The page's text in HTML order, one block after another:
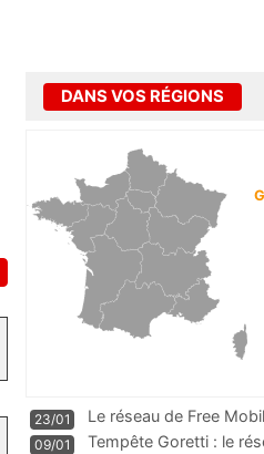
DANS VOS RÉGIONS
23/01
Le réseau de Free
m
09/01
Tempête Goretti : le